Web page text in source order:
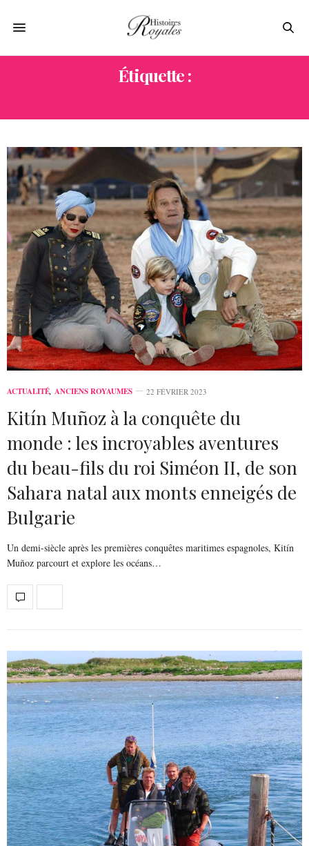
Étiquette :
ACTUALITÉ, ANCIENS ROYAUMES 22 FÉVRIER 2023
Kitín Muñoz à la conquête du
monde : les incroyables aventures
du beau-fils du roi Siméon II, de son
Sahara natal aux monts enneigés de
Bulgarie
Un demi-siècle après les premières conquêtes maritimes espagnoles, Kitín
Muñoz parcourt et explore les océans…